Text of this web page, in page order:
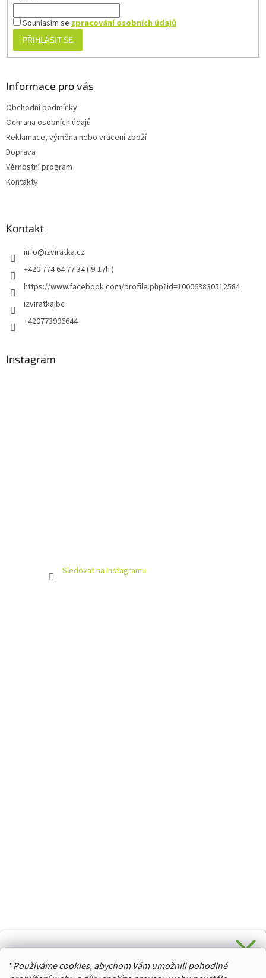
"Používáme cookies, abychom Vám umožnili pohodlné
Souhlasím sezpracování osobních údajů
PŘIHLÁSIT SE
Informace pro vás
Obchodní podmínky
Ochrana osobních údajů
Reklamace, výměna nebo vrácení zboží
Doprava
Věrnostní program
Kontakty
Kontakt
info@izviratka.cz
+420 774 64 77 34 ( 9-17h )
https://www.facebook.com/profile.php?id=100063830512584
izviratkajbc
+420773996644
Instagram
Sledovat na Instagramu
HURTTA-COLLECTION.CZ
Stačí se přihlásit k odběru novinek z našeho obchodu a je
Vaše :)